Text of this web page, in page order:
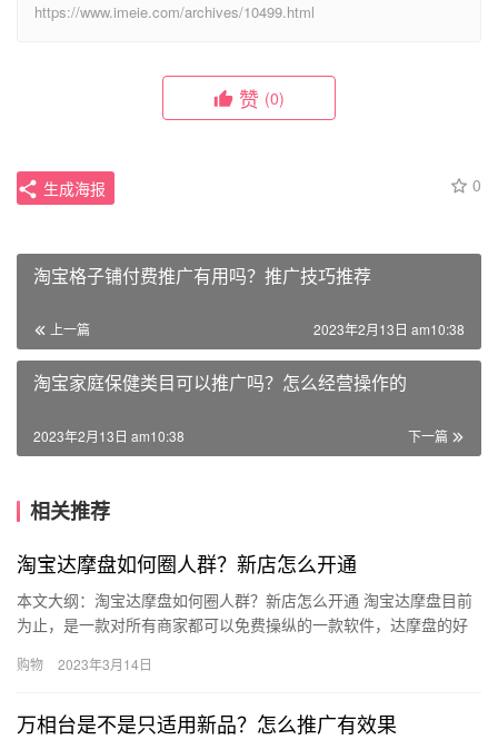
https://www.imeie.com/archives/10499.html
赞 (0)
0
生成海报
淘宝格子铺付费推广有用吗？推广技巧推荐
上一篇 2023年2月13日 am10:38
淘宝家庭保健类目可以推广吗？怎么经营操作的
下一篇
2023年2月13日 am10:38
相关推荐
淘宝达摩盘如何圈人群？新店怎么开通
本文大纲：淘宝达摩盘如何圈人群？新店怎么开通 淘宝达摩盘目前
为止，是一款对所有商家都可以免费操纵的一款软件，达摩盘的好
进行…
购物 2023年3月14日
万相台是不是只适用新品？怎么推广有效果